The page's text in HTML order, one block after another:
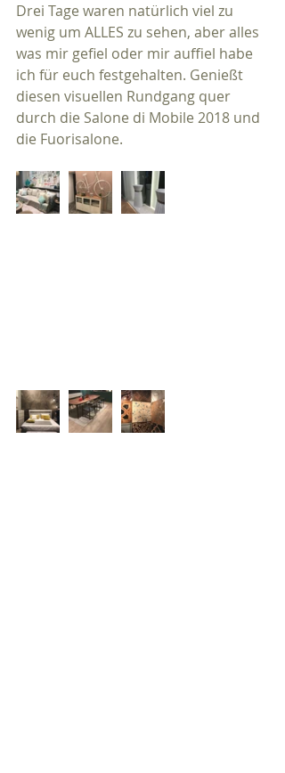
Drei Tage waren natürlich viel zu
wenig um ALLES zu sehen, aber alles
was mir gefiel oder mir auffiel habe
ich für euch festgehalten. Genießt
diesen visuellen Rundgang quer
durch die Salone di Mobile 2018 und
die Fuorisalone.